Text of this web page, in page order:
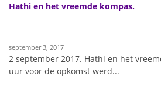
Hathi en het vreemde kompas.
september 3, 2017
2 september 2017. Hathi en het
uur voor de opkomst werd...